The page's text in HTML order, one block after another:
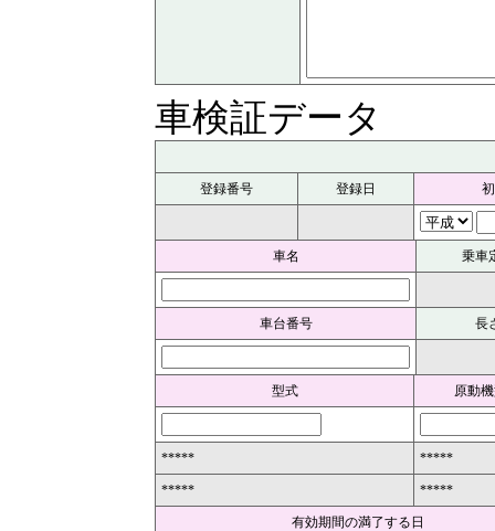
車検証データ
登録番号 登録日
車名 乗車
車台番号 長
型式 原動
***** *****
***** *****
有効期間の満了する日